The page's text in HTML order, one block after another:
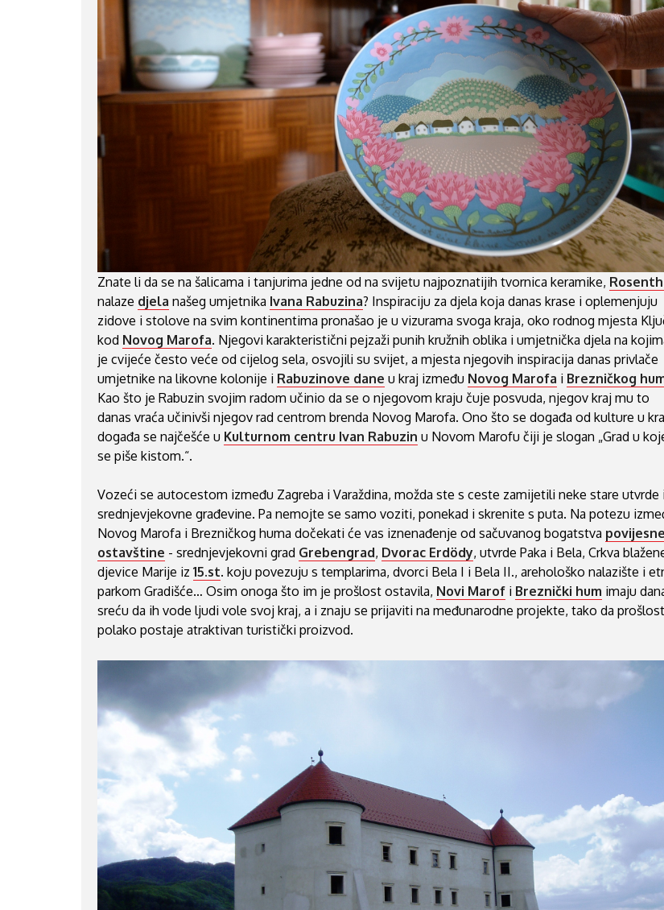
Znate li da se na šalicama i tanjurima jedne od na svijetu najpoznatijih tvornica keramike,
nalaze djela našeg umjetnika Ivana Rabuzina? Inspiraciju za djela koja danas krase i oplemenjuju
zidove i stolove na svim kontinentima pronašao je u vizurama svoga kraja, oko rodnog mjesta
kod Novog Marofa. Njegovi karakteristični pejzaži punih kružnih oblika i umjetnička djela na
je cvijeće često veće od cijelog sela, osvojili su svijet, a mjesta njegovih inspiracija danas privlače
umjetnike na likovne kolonije i Rabuzinove dane u kraj između Novog Marofa i Brezničkog
Kao što je Rabuzin svojim radom učinio da se o njegovom kraju čuje posvuda, njegov kraj mu to
danas vraća učinivši njegov rad centrom brenda Novog Marofa. Ono što se događa od kulture u
događa se najčešće u Kulturnom centru Ivan Rabuzin u Novom Marofu čiji je slogan „Grad u
se piše kistom.“.
Vozeći se autocestom između Zagreba i Varaždina, možda ste s ceste zamijetili neke stare utvrde i
srednjevjekovne građevine. Pa nemojte se samo voziti, ponekad i skrenite s puta. Na potezu
Novog Marofa i Brezničkog huma dočekati će vas iznenađenje od sačuvanog bogatstva povijesne
ostavštine - srednjevjekovni grad Grebengrad, Dvorac Erdödy, utvrde Paka i Bela, Crkva
djevice Marije iz 15.st. koju povezuju s templarima, dvorci Bela I i Bela II., arehološko nalazište i
parkom Gradišće… Osim onoga što im je prošlost ostavila, Novi Marofi Breznički hum imaju
sreću da ih vode ljudi vole svoj kraj, a i znaju se prijaviti na međunarodne projekte, tako da prošlost
polako postaje atraktivan turistički proizvod.